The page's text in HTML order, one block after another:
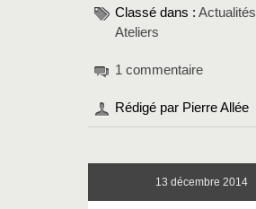
Classé dans : Actualités
Ateliers
1 commentaire
Rédigé par Pierre Allée
13 décembre 2014